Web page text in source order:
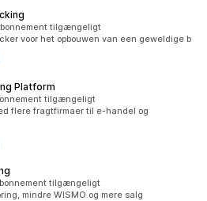
tilgængeligt
voor het opbouwen van een geweldige b
Platform
tilgængeligt
flere fragtfirmaer til e-handel og
tilgængeligt
mindre WISMO og mere salg